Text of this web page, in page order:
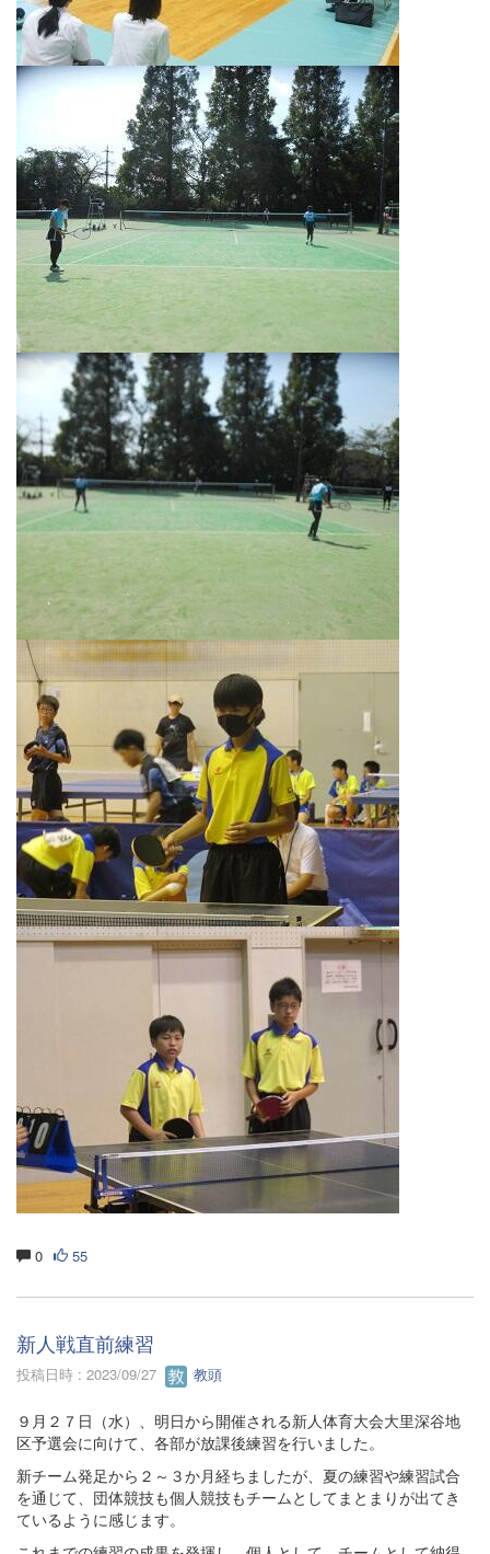
0 55
新人戦直前練習
投稿日時 : 2023/09/27 教頭
９月２７日（水）、明日から開催される新人体育大会大里深谷地
区予選会に向けて、各部が放課後練習を行いました。
新チーム発足から２～３か月経ちましたが、夏の練習や練習試合
を通じて、団体競技も個人競技もチームとしてまとまりが出てき
ているように感じます。